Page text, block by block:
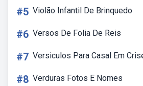
#5 Violão Infantil De Brinquedo
#6 Versos De Folia De Reis
#7 Versiculos Para Casal Em
#8 Verduras Fotos E Nomes